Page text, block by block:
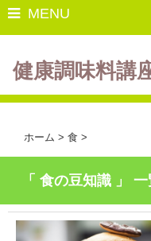
MENU
開催中の講座
ダイエット
レシピ
健康調味料講
ホーム > 食 >
「 食の豆知識 」